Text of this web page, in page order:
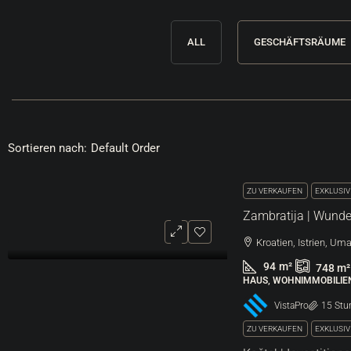
ALL GESCHÄFTSRÄUME
Sortieren nach: Default Order
ZU VERKAUFEN EXKLUSIV
Kroatien, Istrien,
94 m² 748m²
HAUS,
VistaPro 15
ZU VERKAUFEN EXKLUSIV
Umgebung Von Grožnjan | Attraktives